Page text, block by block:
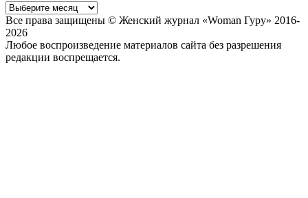
Все права защищены © Женский журнал «Woman Гуру» 2016-
2026
Любое воспроизведение материалов сайта без разрешения
редакции воспрещается.